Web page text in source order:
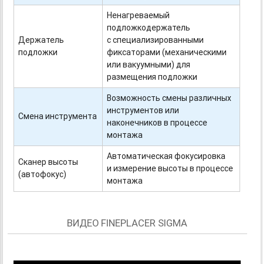
Держатель
подложки
Ненагреваемый
подложкодержатель
с специализированными
фиксаторами (механическими
или вакуумными) для
размещения подложки
Смена инструмента
Возможность смены различных
инструментов или
наконечников в процессе
монтажа
Сканер высоты
(автофокус)
Автоматическая фокусировка
и измерение высоты в процессе
монтажа
ВИДЕО FINEPLACER SIGMA